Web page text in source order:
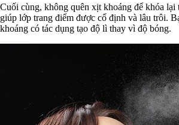
Cuối cùng, không quên xịt khoáng để khóa lại
giúp lớp trang điểm được cố định và lâu trôi.
khoáng có tác dụng tạo độ lì thay vì độ bóng.